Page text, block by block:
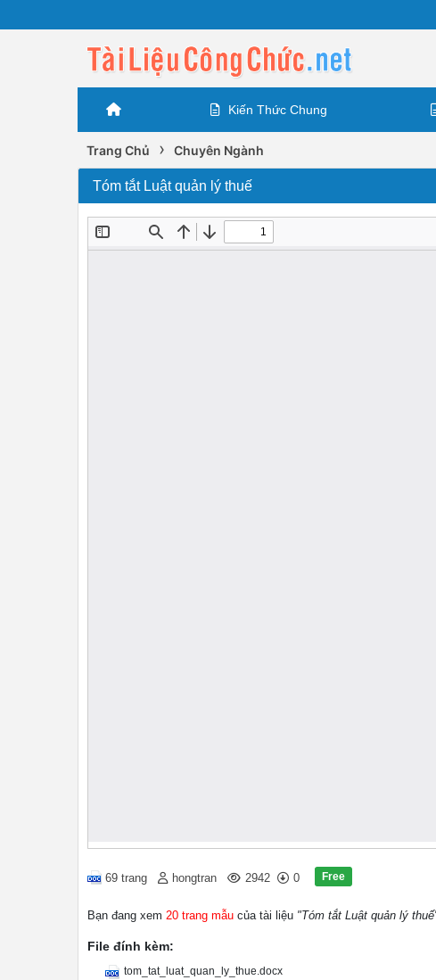
Kiến Thức Chung
Trang Chủ › Chuyên Ngành
Tóm tắt Luật quản lý thuế
69 trang hongtran 2942 0 Free
Bạn đang xem 20 trang mẫu của tài liệu "Tóm tắt Luật quản lý
File đính kèm:
tom_tat_luat_quan_ly_thue.docx